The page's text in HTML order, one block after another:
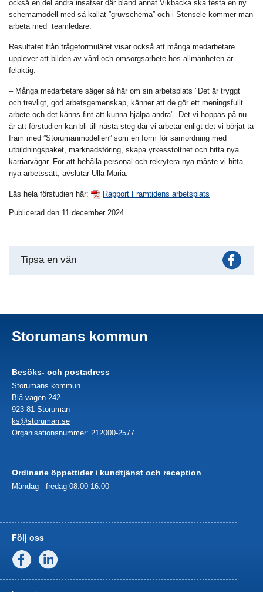
också en del andra insatser där bland annat Vikbacka ska testa en ny
schemamodell med så kallat ”gruvschema” och i Stensele kommer man
arbeta med teamledare.
Resultatet från frågeformuläret visar också att många medarbetare
upplever att bilden av vård och omsorgsarbete hos allmänheten är
felaktig.
– Många medarbetare säger så här om sin arbetsplats "Det är tryggt
och trevligt, god arbetsgemenskap, känner att de gör ett meningsfullt
arbete och det känns fint att kunna hjälpa andra". Det vi hoppas på nu
är att förstudien kan bli till nästa steg där vi arbetar enligt det vi börjat ta
fram med ”Storumanmodellen” som en form för samordning med
utbildningspaket, marknadsföring, skapa yrkesstolthet och hitta nya
karriärvägar. För att behålla personal och rekrytera nya måste vi hitta
nya arbetssätt, avslutar Ulla-Maria.
Läs hela förstudien här: Rapport Framtidens arbetsplats
Publicerad den 11 december 2024
Tipsa en vän
Storumans kommun
Besöks- och postadress
Storumans kommun
Blå vägen 242
923 81 Storuman
ks@storuman.se
Organisationsnummer: 212000-2577
Ordinarie öppettider i kundtjänst och reception
Måndag - fredag 08.00-16.00
Följ oss
Facebook